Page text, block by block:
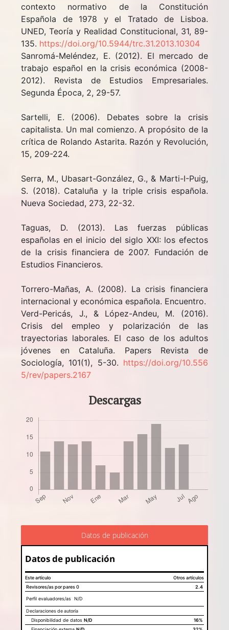
contexto normativo de la Constitución
Española de 1978 y el Tratado de Lisboa.
UNED, Teoría y Realidad Constitucional, 31, 89-
135. https://doi.org/10.5944/trc.31.2013.10304
Sanromá-Meléndez, E. (2012). El mercado de
trabajo español en la crisis económica (2008-
2012). Revista de Estudios Empresariales.
Segunda Época, 2, 29-57.
Sartelli, E. (2006). Debates sobre la crisis
capitalista. Un mal comienzo. A propósito de la
crítica de Rolando Astarita. Razón y Revolución,
15, 209-224.
Serra, M., Ubasart-González, G., & Marti-I-Puig,
S. (2018). Cataluña y la triple crisis española.
Nueva Sociedad, 273, 22-32.
Taguas, D. (2013). Las fuerzas públicas
españolas en el inicio del siglo XXI: los efectos
de la crisis financiera de 2007. Fundación de
Estudios Financieros.
Torrero-Mañas, A. (2008). La crisis financiera
internacional y económica española. Encuentro.
Verd-Pericás, J., & López-Andeu, M. (2016).
Crisis del empleo y polarización de las
trayectorias laborales. El caso de los adultos
jóvenes en Cataluña. Papers Revista de
Sociología, 101(1), 5-30. https://doi.org/10.556
5/rev/papers.2167
Descargas
Datos de publicación
Datos de publicación
Este artículo
Otros artículos
Revisores/as por pares0 2.4
Perfil evaluadores/as N/D
Declaraciones de autoría
Declaraciones de autoría
Disponibilidad de datosN/D
16%